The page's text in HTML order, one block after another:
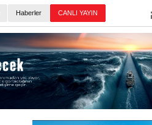
Haberler CANLI YAYIN